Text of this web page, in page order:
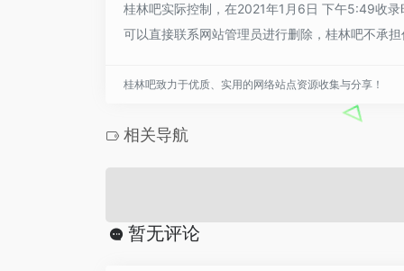
桂林吧实际控制，在2021年1月6日 下午5:49收
可以直接联系网站管理员进行删除，桂林吧不承担
桂林吧致力于优质、实用的网络站点资源收集与分享！
相关导航
暂无评论